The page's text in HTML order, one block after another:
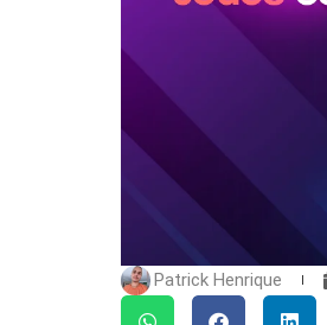
Patrick Henrique